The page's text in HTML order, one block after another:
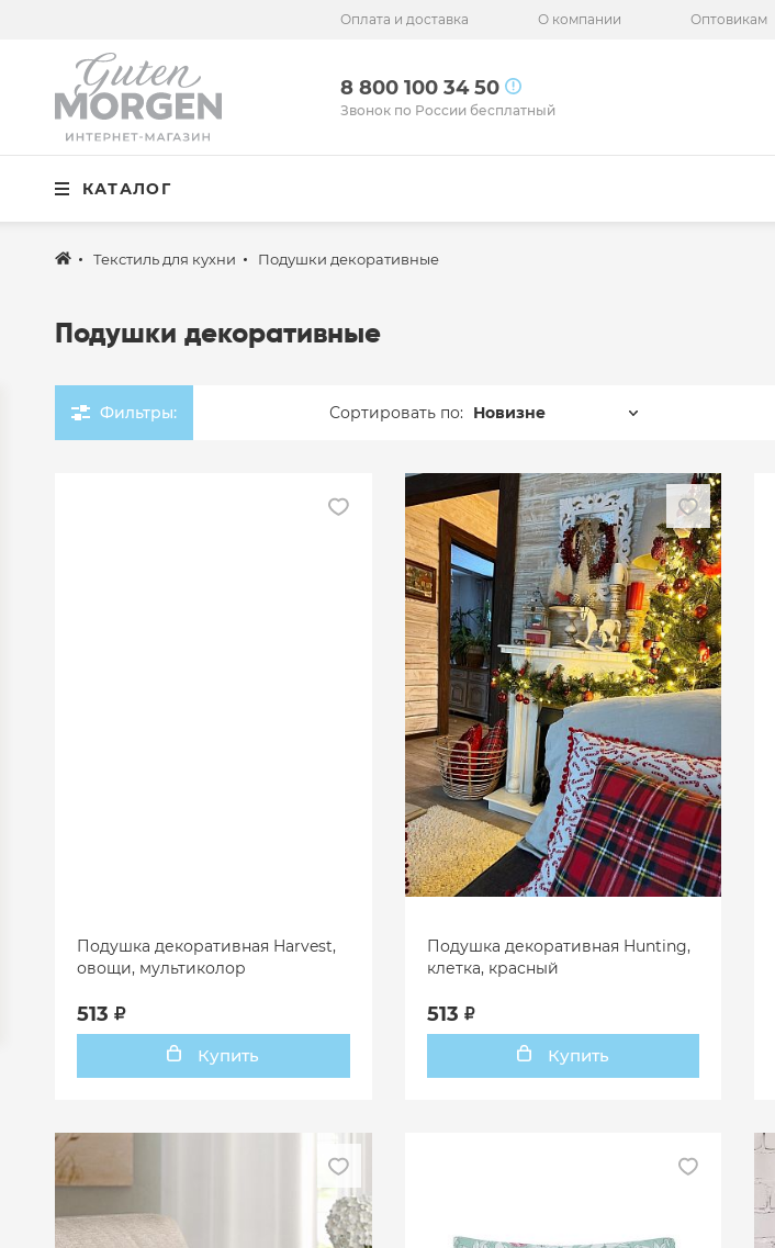
Оплата и доставка О компании Оптовикам
8 800 100 34 50
Звонок по России бесплатный
КАТАЛОГ
8 800 100 34 50
Звонок по России бесплатный
Спальня
Кухня
Ванная
Готовые решения
Распродажа
Текстиль для кухни Подушки декоративные
Подушки декоративные
Фильтры: Сортировать по: Новизне
Подушка декоративная Harvest,
овощи, мультиколор
513
Купить
Подушка декоративная Hunting,
клетка, красный
513
Купить